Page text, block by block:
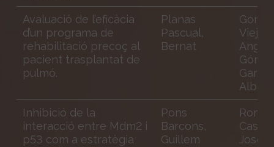
Avaluació de l’eficàcia
d’un programa de
rehabilitació precoç al
pacient trasplantat de
pulmó.
Planas
Pascual,
Bernat
Viejo,
Angel;
Alba
Inhibició de la
interacció entre Mdm2 i
p53 com a estratègia
Pons
Barcons,
Guillem
Roma
Josep;